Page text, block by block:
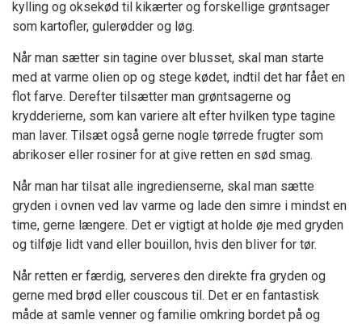
kylling og oksekød til kikærter og forskellige grøntsager
som kartofler, gulerødder og løg.
Når man sætter sin tagine over blusset, skal man starte
med at varme olien op og stege kødet, indtil det har fået en
flot farve. Derefter tilsætter man grøntsagerne og
krydderierne, som kan variere alt efter hvilken type tagine
man laver. Tilsæt også gerne nogle tørrede frugter som
abrikoser eller rosiner for at give retten en sød smag.
Når man har tilsat alle ingredienserne, skal man sætte
gryden i ovnen ved lav varme og lade den simre i mindst en
time, gerne længere. Det er vigtigt at holde øje med gryden
og tilføje lidt vand eller bouillon, hvis den bliver for tør.
Når retten er færdig, serveres den direkte fra gryden og
gerne med brød eller couscous til. Det er en fantastisk
måde at samle venner og familie omkring bordet på og